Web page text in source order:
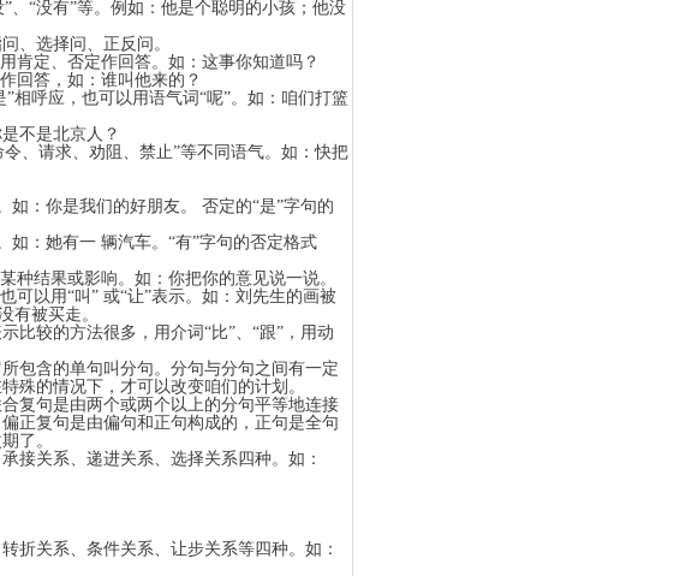
“没有”等。例如：他是个聪明的小孩；他没
、选择问、正反问。
定、否定作回答。如：这事你知道吗？
回答，如：谁叫他来的？
呼应，也可以用语气词“呢”。如：咱们打篮
不是北京人？
、请求、劝阻、禁止”等不同语气。如：快把
：你是我们的好朋友。 否定的“是”字句的
：她有一 辆汽车。“有”字句的否定格式
结果或影响。如：你把你的意见说一说。
以用“叫” 或“让”表示。如：刘先生的画被
有被买走。
较的方法很多，用介词“比”、“跟”，用动
含的单句叫分句。分句与分句之间有一定
特殊的情况下，才可以改变咱们的计划。
复句是由两个或两个以上的分句平等地连接
正复句是由偏句和正句构成的，正句是全句
改期了。
关系、递进关系、选择关系四种。如：
关系、条件关系、让步关系等四种。如：